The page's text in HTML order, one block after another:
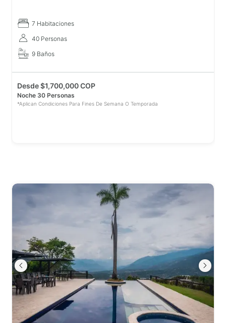
7 Habitaciones
40 Personas
9 Baños
Desde$1,700,000 COP
Noche 30 Personas
*Aplican Condiciones Para Fines De Semana O Temporada